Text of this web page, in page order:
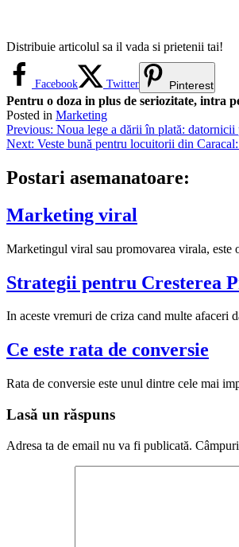
Distribuie articolul sa il vada si prietenii tai!
Facebook Twitter Pinterest
Pentru o doza in plus de seriozitate, intra
Posted in Marketing
Navigare
în
articole
Previous: Noua lege a dării în plată:
Next: Veste bună pentru locuitorii din
Postari asemanatoare:
Marketing viral
Marketingul viral sau promovarea virala,
Strategii pentru Cresterea
In aceste vremuri de criza cand multe
Ce este rata de conversie
Rata de conversie este unul dintre cele mai
Lasă un răspuns
Adresa ta de email nu va fi publicată.